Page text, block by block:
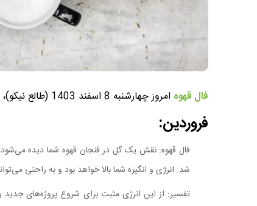
فال قهوه امروز چهارشنبه 8 اسفند 1403 (طالع نیکو)، عنوان موضوعی است که در این پست به آن خواهیم پرداخت.
فروردین:
فال قهوه: نقش یک گل در فنجان قهوه شما دیده
شد. انرژی و انگیزه شما بالا خواهد بود و به راحتی
تفسیر: از این انرژی مثبت برای شروع پروژه‌های جدید و